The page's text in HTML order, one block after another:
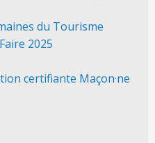
du Tourisme
2025
certifiante Maçon·ne